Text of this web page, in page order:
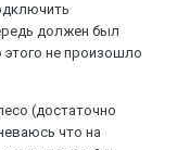
должен был
не произошло
(достаточно
что на